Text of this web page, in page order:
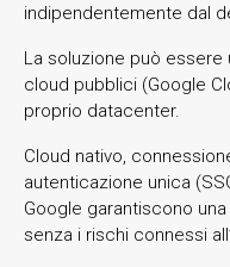
indipendentemente dal
La soluzione può
cloud pubblici (Google
proprio datacenter.
Cloud nativo,
autenticazione unica
Google garantiscono
senza i rischi connessi